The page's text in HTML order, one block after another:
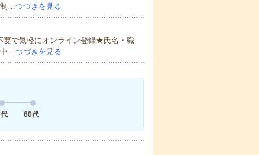
… つづきを見る
で気軽にオンライン登録★氏名・職
… つづきを見る
60代